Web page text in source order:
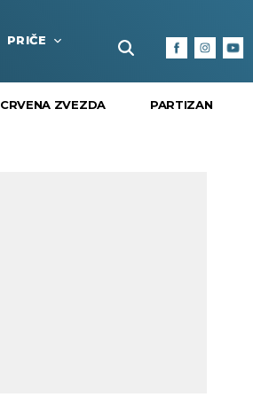
PRIČE FUN BOX KULTURA I
CRVENA ZVEZDA PARTIZAN